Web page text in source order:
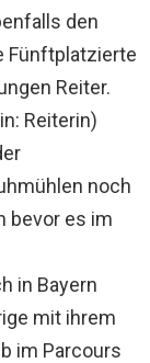
den
Fünftplatzierte
Reiter.
Reiterin)
noch
bevor es im
in Bayern
mit ihrem
im Parcours